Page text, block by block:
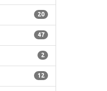
20
47
2
12